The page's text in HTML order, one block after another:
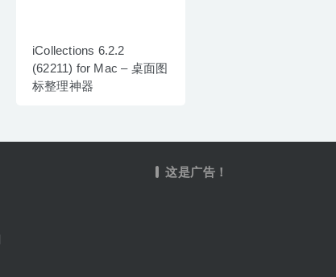
iCollections 6.2.2
(62211) for Mac – 桌面图
标整理神器
这是广告！